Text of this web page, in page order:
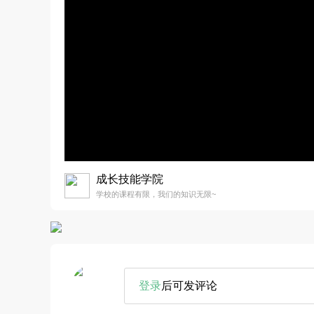
成长技能学院
学校的课程有限，我们的知识无限~
登录后可发评论